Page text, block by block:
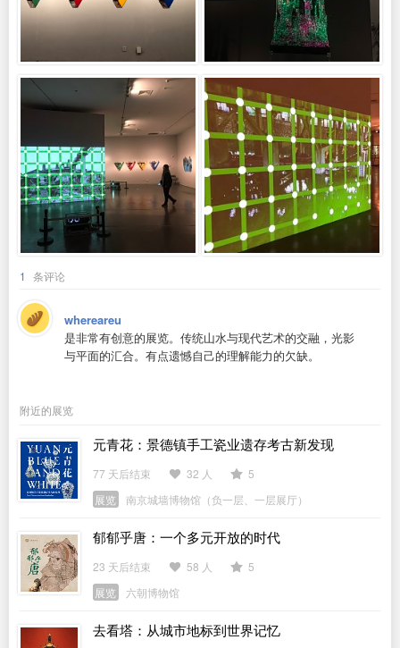
1 条评论
whereareu
是非常有创意的展览。传统山水与现代艺术的交融，光影
与平面的汇合。有点遗憾自己的理解能力的欠缺。
附近的展览
元青花：景德镇手工瓷业遗存考古新发现
77 天后结束 32 人
5
展览
南京城墙博物馆（负一层、一层展厅）
郁郁乎唐：一个多元开放的时代
23 天后结束 58 人
5
展览
六朝博物馆
去看塔：从城市地标到世界记忆